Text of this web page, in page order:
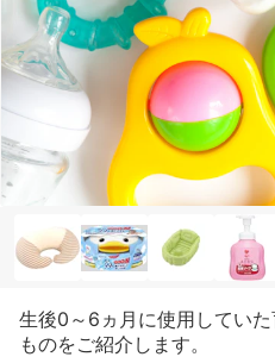
生後0～6ヵ月に使用してい
ものをご紹介します。